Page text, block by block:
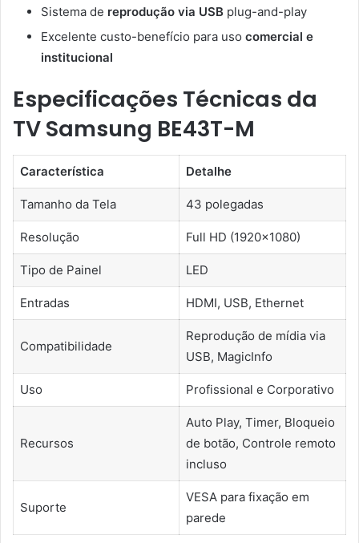
Sistema de reprodução via USB plug-and-play
Excelente custo-benefício para uso comercial e
institucional
Especificações Técnicas da
TV Samsung BE43T-M
Característica Detalhe
Tamanho da Tela 43 polegadas
Resolução Full HD (1920×1080)
Tipo de Painel LED
Entradas HDMI, USB, Ethernet
Compatibilidade
Reprodução de mídia via
USB, MagicInfo
Uso Profissional e Corporativo
Recursos
Auto Play, Timer, Bloqueio
de botão, Controle remoto
incluso
Suporte
VESA para fixação em
parede